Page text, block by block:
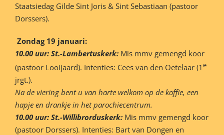
Staatsiedag Gilde Sint Joris & Sint Sebastiaan (pastoor
Dorssers).
Zondag 19 januari:
10.00 uur: St.-Lambertuskerk: Mis mmv gemengd koor
(pastoor Looijaard). Intenties: Cees van den Oetelaar (1e
jrgt.).
Na de viering bent u van harte welkom op de koffie, een
hapje en drankje in het parochiecentrum.
10.00 uur: St.-Willibrorduskerk: Mis mmv gemengd koor
(pastoor Dorssers). Intenties: Bart van Dongen en